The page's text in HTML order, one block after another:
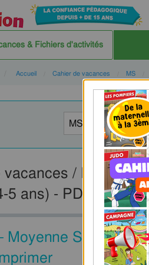
& Fichiers d'activités
Accueil Cahier de vacances MS
vacances / Fichier
5 ans) - PDF à
Moyenne Section –